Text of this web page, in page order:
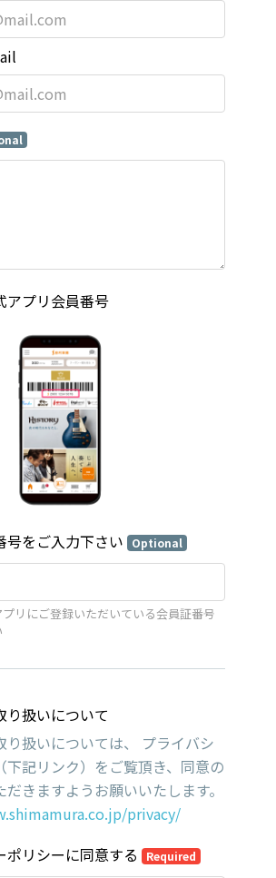
アプリ会員番号
号をご入力下さい Optional
リにご登録いただいている会員証番号
り扱いについて
り扱いについては、 プライバシ
下記リンク）をご覧頂き、同意の
きますようお願いいたします。
privacy/
ポリシーに同意する
Required